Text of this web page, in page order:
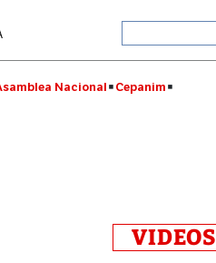
Nacional Cepanim
VIDEOS